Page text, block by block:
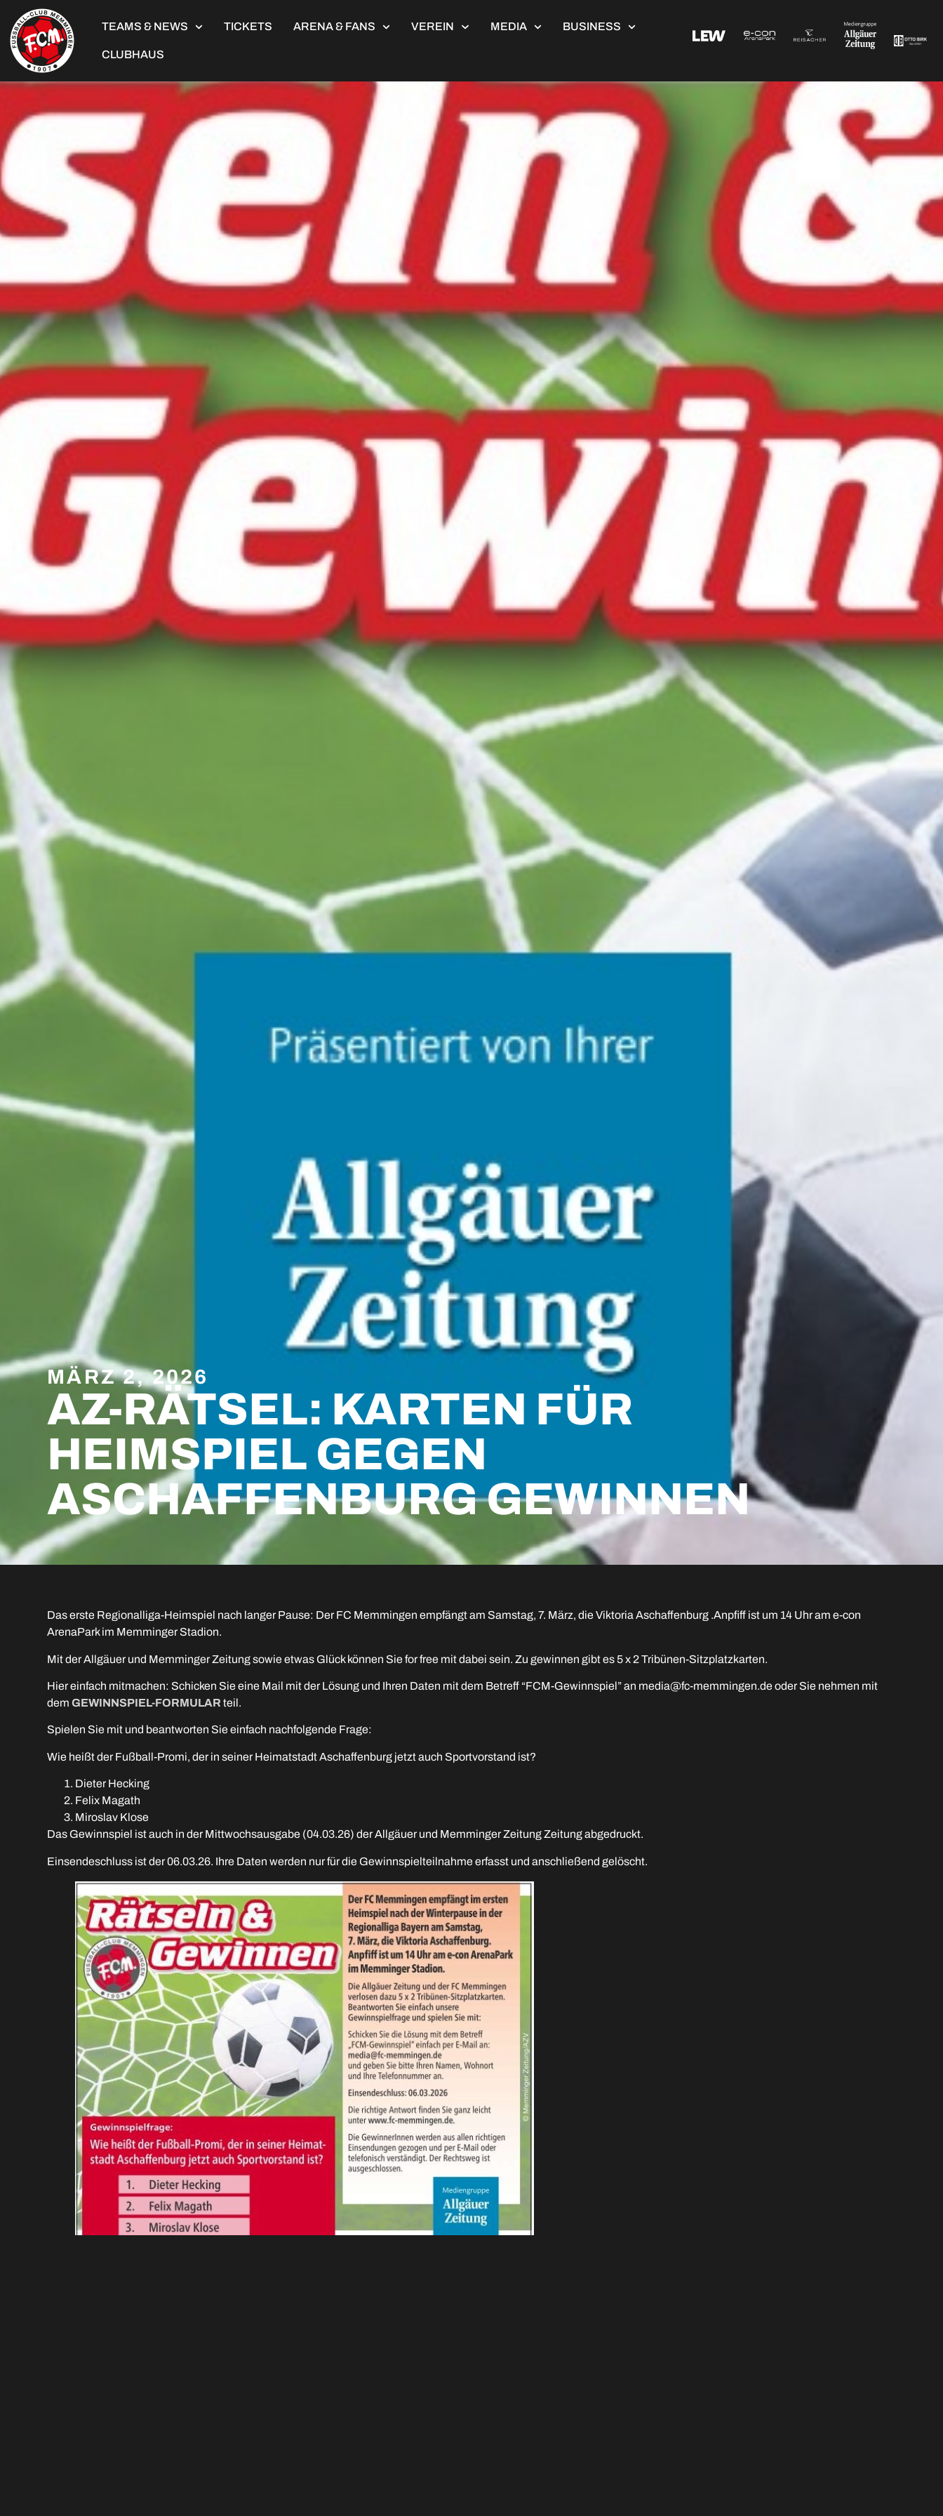
TEAMS & NEWS TICKETS ARENA & FANS VEREIN MEDIA BUSINESS
CLUBHAUS
MÄRZ 2, 2026
AZ-RÄTSEL: KARTEN FÜR
HEIMSPIEL GEGEN
ASCHAFFENBURG GEWINNEN
Das erste Regionalliga-Heimspiel nach langer Pause: Der FC Memmingen empfängt am Samstag, 7. März, die Viktoria Aschaffenburg .Anpfiff ist um 14 Uhr am e-con
ArenaPark im Memminger Stadion.
Mit der Allgäuer und Memminger Zeitung sowie etwas Glück können Sie for free mit dabei sein. Zu gewinnen gibt es 5 x 2 Tribünen-Sitzplatzkarten.
Hier einfach mitmachen: Schicken Sie eine Mail mit der Lösung und Ihren Daten mit dem Betreff “FCM-Gewinnspiel” an media@fc-memmingen.de oder Sie nehmen mit
demGEWINNSPIEL-FORMULAR teil.
Spielen Sie mit und beantworten Sie einfach nachfolgende Frage:
Wie heißt der Fußball-Promi, der in seiner Heimatstadt Aschaffenburg jetzt auch Sportvorstand ist?
Dieter Hecking
Felix Magath
Miroslav Klose
Das Gewinnspiel ist auch in der Mittwochsausgabe (04.03.26) der Allgäuer und Memminger Zeitung Zeitung abgedruckt.
Einsendeschluss ist der 06.03.26. Ihre Daten werden nur für die Gewinnspielteilnahme erfasst und anschließend gelöscht.